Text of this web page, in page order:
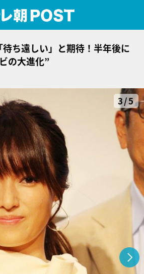
ち遠しい」と期待！半年後に
の大進化”
3/5